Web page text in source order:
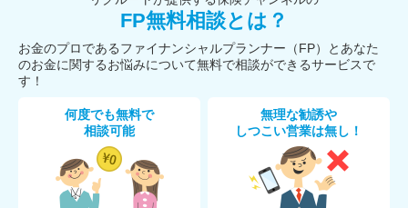
FP無料相談とは？
お金のプロであるファイナンシャルプランナー（FP）とあなた
のお金に関するお悩みについて無料で相談ができるサービスで
す！
何度でも無料で
相談可能
無理な勧誘や
しつこい営業は無し！